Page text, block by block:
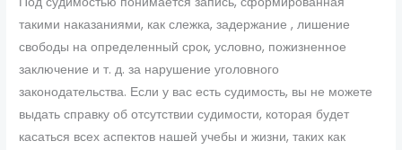
такими наказаниями, как слежка, задержание , лишение
свободы на определенный срок, условно, пожизненное
заключение и т. д. за нарушение уголовного
законодательства. Если у вас есть судимость, вы не можете
выдать справку об отсутствии судимости, которая будет
касаться всех аспектов нашей учебы и жизни, таких как